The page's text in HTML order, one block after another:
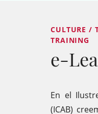
CULTURE /
TRAINING
e-
En el
(ICAB)